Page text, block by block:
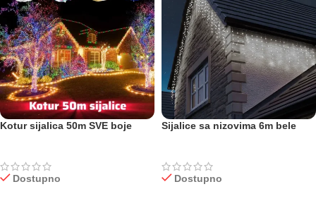
Kotur sijalica 50m SVE boje
Dostupno
Sijalice sa nizovima 6m bele
Dostupno